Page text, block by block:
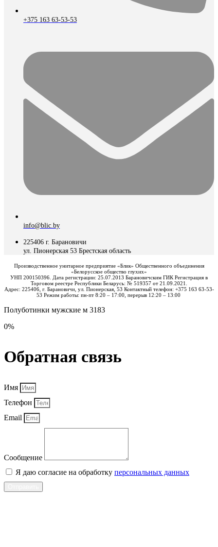
+375 163 63-53-53
info@blic.by
225406 г. Барановичи
ул. Пионерская 53 Брестская область
Производственное унитарное предприятие «Блик» Общественного объединения
«Белорусское общество глухих»
УНП 200150396. Дата регистрации: 25.07.2013 Барановичским ГИК Регистрация в
Торговом реестре Республики Беларусь: № 519357 от 21.09.2021.
Адрес: 225406, г. Барановичи, ул. Пионерская, 53 Контактный телефон: +375 163 63-53-
53 Режим работы: пн-пт 8:20 – 17:00, перерыв 12:20 – 13:00
Полуботинки мужские м 3183
0%
Обратная связь
Имя
Телефон
Email
Сообщение
Я даю согласие на обработку персональных данных